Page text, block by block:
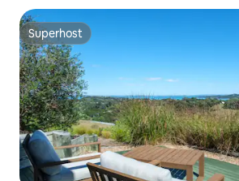
Superhost
Superhost